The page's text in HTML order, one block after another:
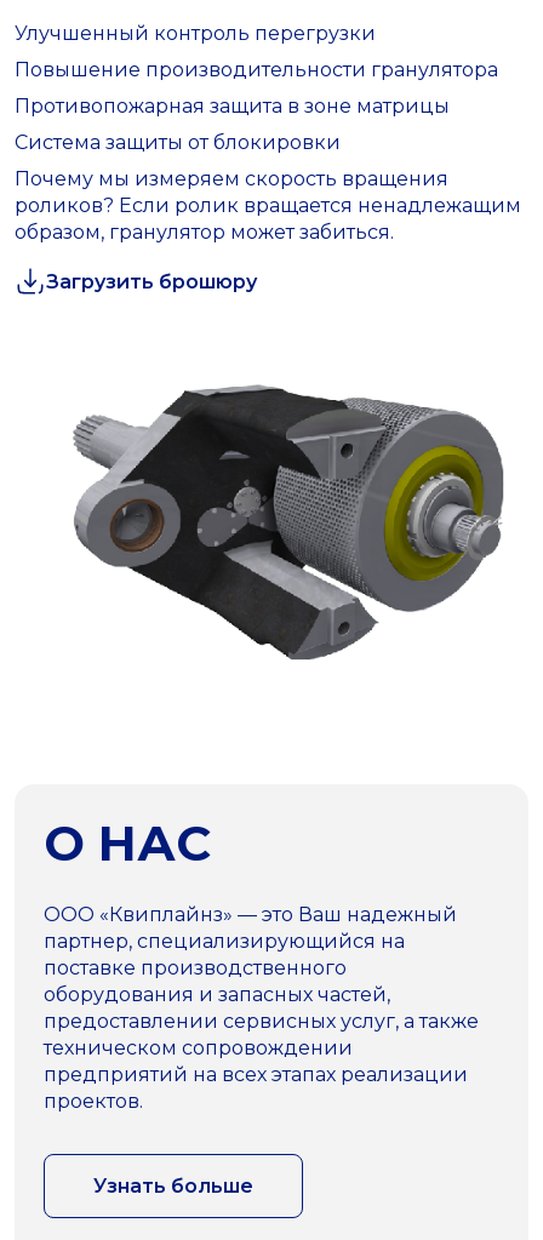
Улучшенный контроль перегрузки
Повышение производительности гранулятора
Противопожарная защита в зоне матрицы
Система защиты от блокировки
Почему мы измеряем скорость вращения
роликов? Если ролик вращается ненадлежащим
образом, гранулятор может забиться.
Загрузить брошюру
О НАС
ООО «Квиплайнз» — это Ваш надежный
партнер, специализирующийся на
поставке производственного
оборудования и запасных частей,
предоставлении сервисных услуг, а также
техническом сопровождении
предприятий на всех этапах реализации
проектов.
Узнать больше